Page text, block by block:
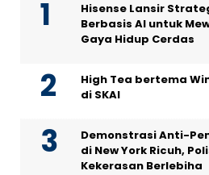
Hisense Lansir
Berbasis AI untuk
Gaya Hidup Cerdas
High Tea bertema
di SKAI
Demonstrasi Anti-
di New York Ricuh,
Kekerasan Berlebiha